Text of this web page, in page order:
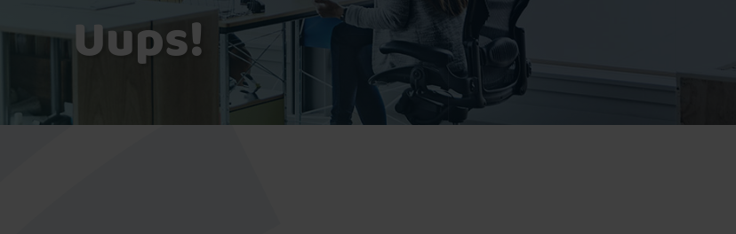
Uups!